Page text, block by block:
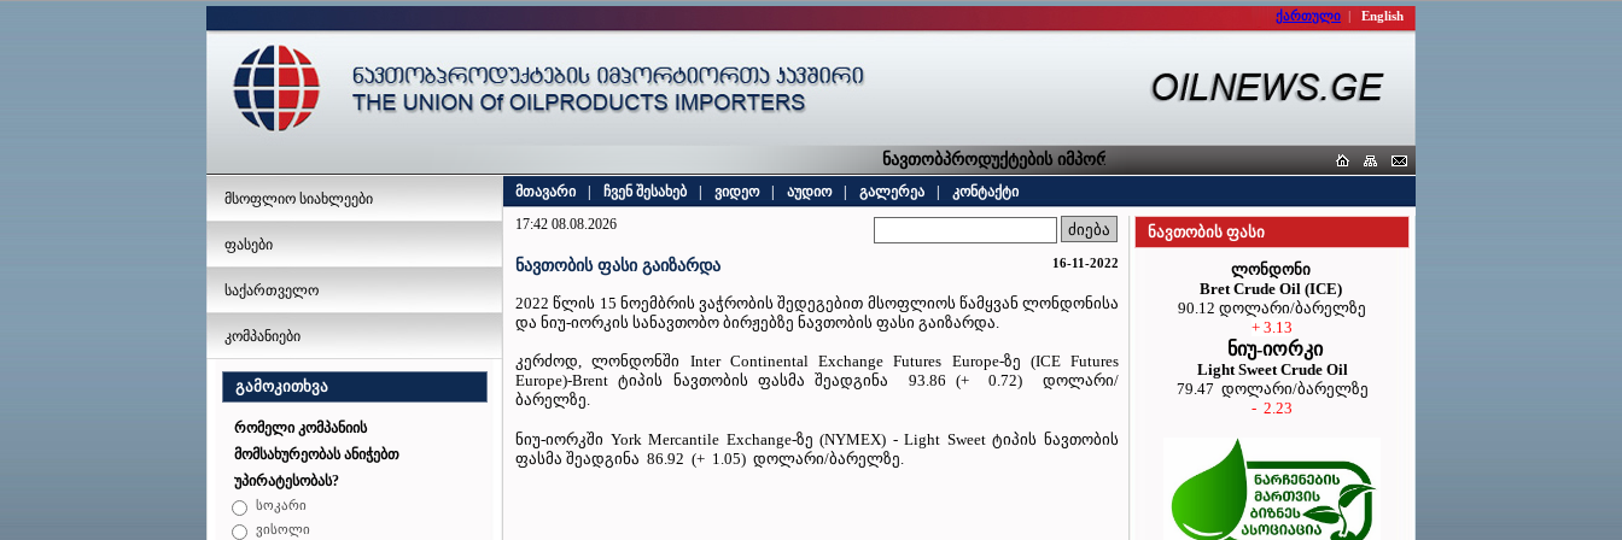
ქართული | English
ნავთობპროდუქტების იმპორტიორთა კავშირი
მსოფლიო სიახლეები
ფასები
საქართველო
კომპანიები
გამოკითხვა
რომელი კომპანიის
მომსახურეობას ანიჭებთ
უპირატესობას?
სოკარი
ვისოლი
მთავარი ჩვენ შესახებ ვიდეო აუდიო გალერეა
კონტაქტი
17:42 08.08.2026
ნავთობის ფასი გაიზარდა 16-11-2022
2022 წლის 15 ნოემბრის ვაჭრობის შედეგებით მსოფლიოს წამყვან ლონდონისა
და ნიუ-იორკის სანავთობო ბირჟებზე ნავთობის ფასი გაიზარდა.
კერძოდ, ლონდონში Inter Continental Exchange Futures Europe-ზე (ICE Futures
Europe)-Brent ტიპის ნავთობის ფასმა შეადგინა 93.86 (+ 0.72) დოლარი/
ბარელზე.
ნიუ-იორკში York Mercantile Exchange-ზე (NYMEX) - Light Sweet ტიპის ნავთობის
ფასმა შეადგინა 86.92 (+ 1.05) დოლარი/ბარელზე.
ნავთობის ფასი
ლონდონი
Bret Crude Oil (ICE)
90.12 დოლარი/ბარელზე
+ 3.13
ნიუ-იორკი
Light Sweet Crude Oil
79.47 დოლარი/ბარელზე
- 2.23